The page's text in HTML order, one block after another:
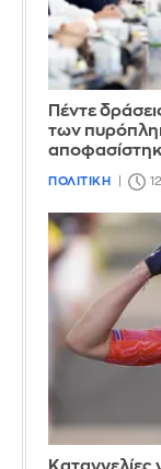
Πέντε
των
ΠΟΛΙΤΙΚΗ